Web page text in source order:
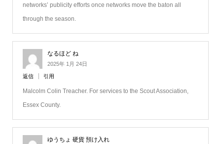
networks’ publicity efforts once networks move the baton all
through the season.
なるほど ね
2025年 1月 24日
返信 引用
Malcolm Colin Treacher. For services to the Scout Association,
Essex County.
ゆうちょ 硬貨 預け入れ